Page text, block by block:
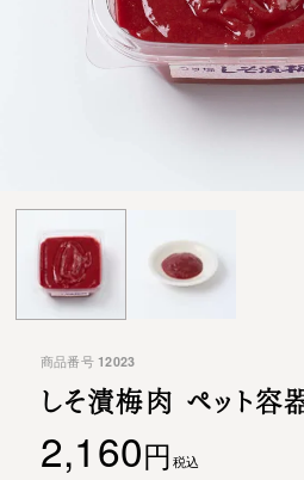
商品番号 12023
しそ漬梅肉 ペット容
2,160
税込